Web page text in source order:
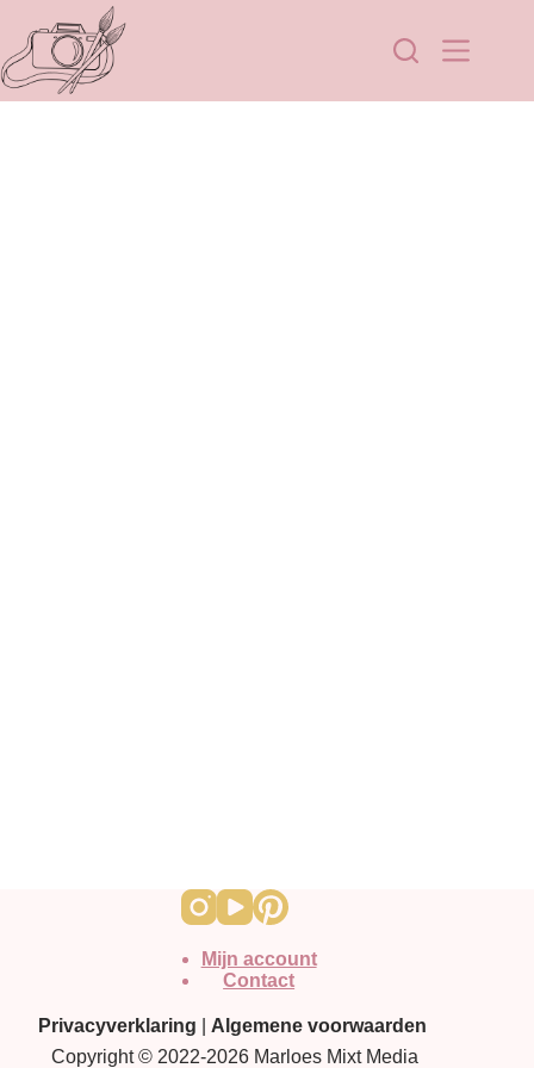
Mijn account
Contact
Privacyverklaring
Algemene voorwaarden
Copyright © 2022-2026 Marloes Mixt Media